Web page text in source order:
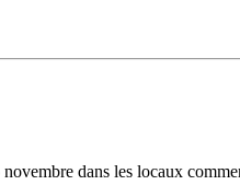
dans les locaux